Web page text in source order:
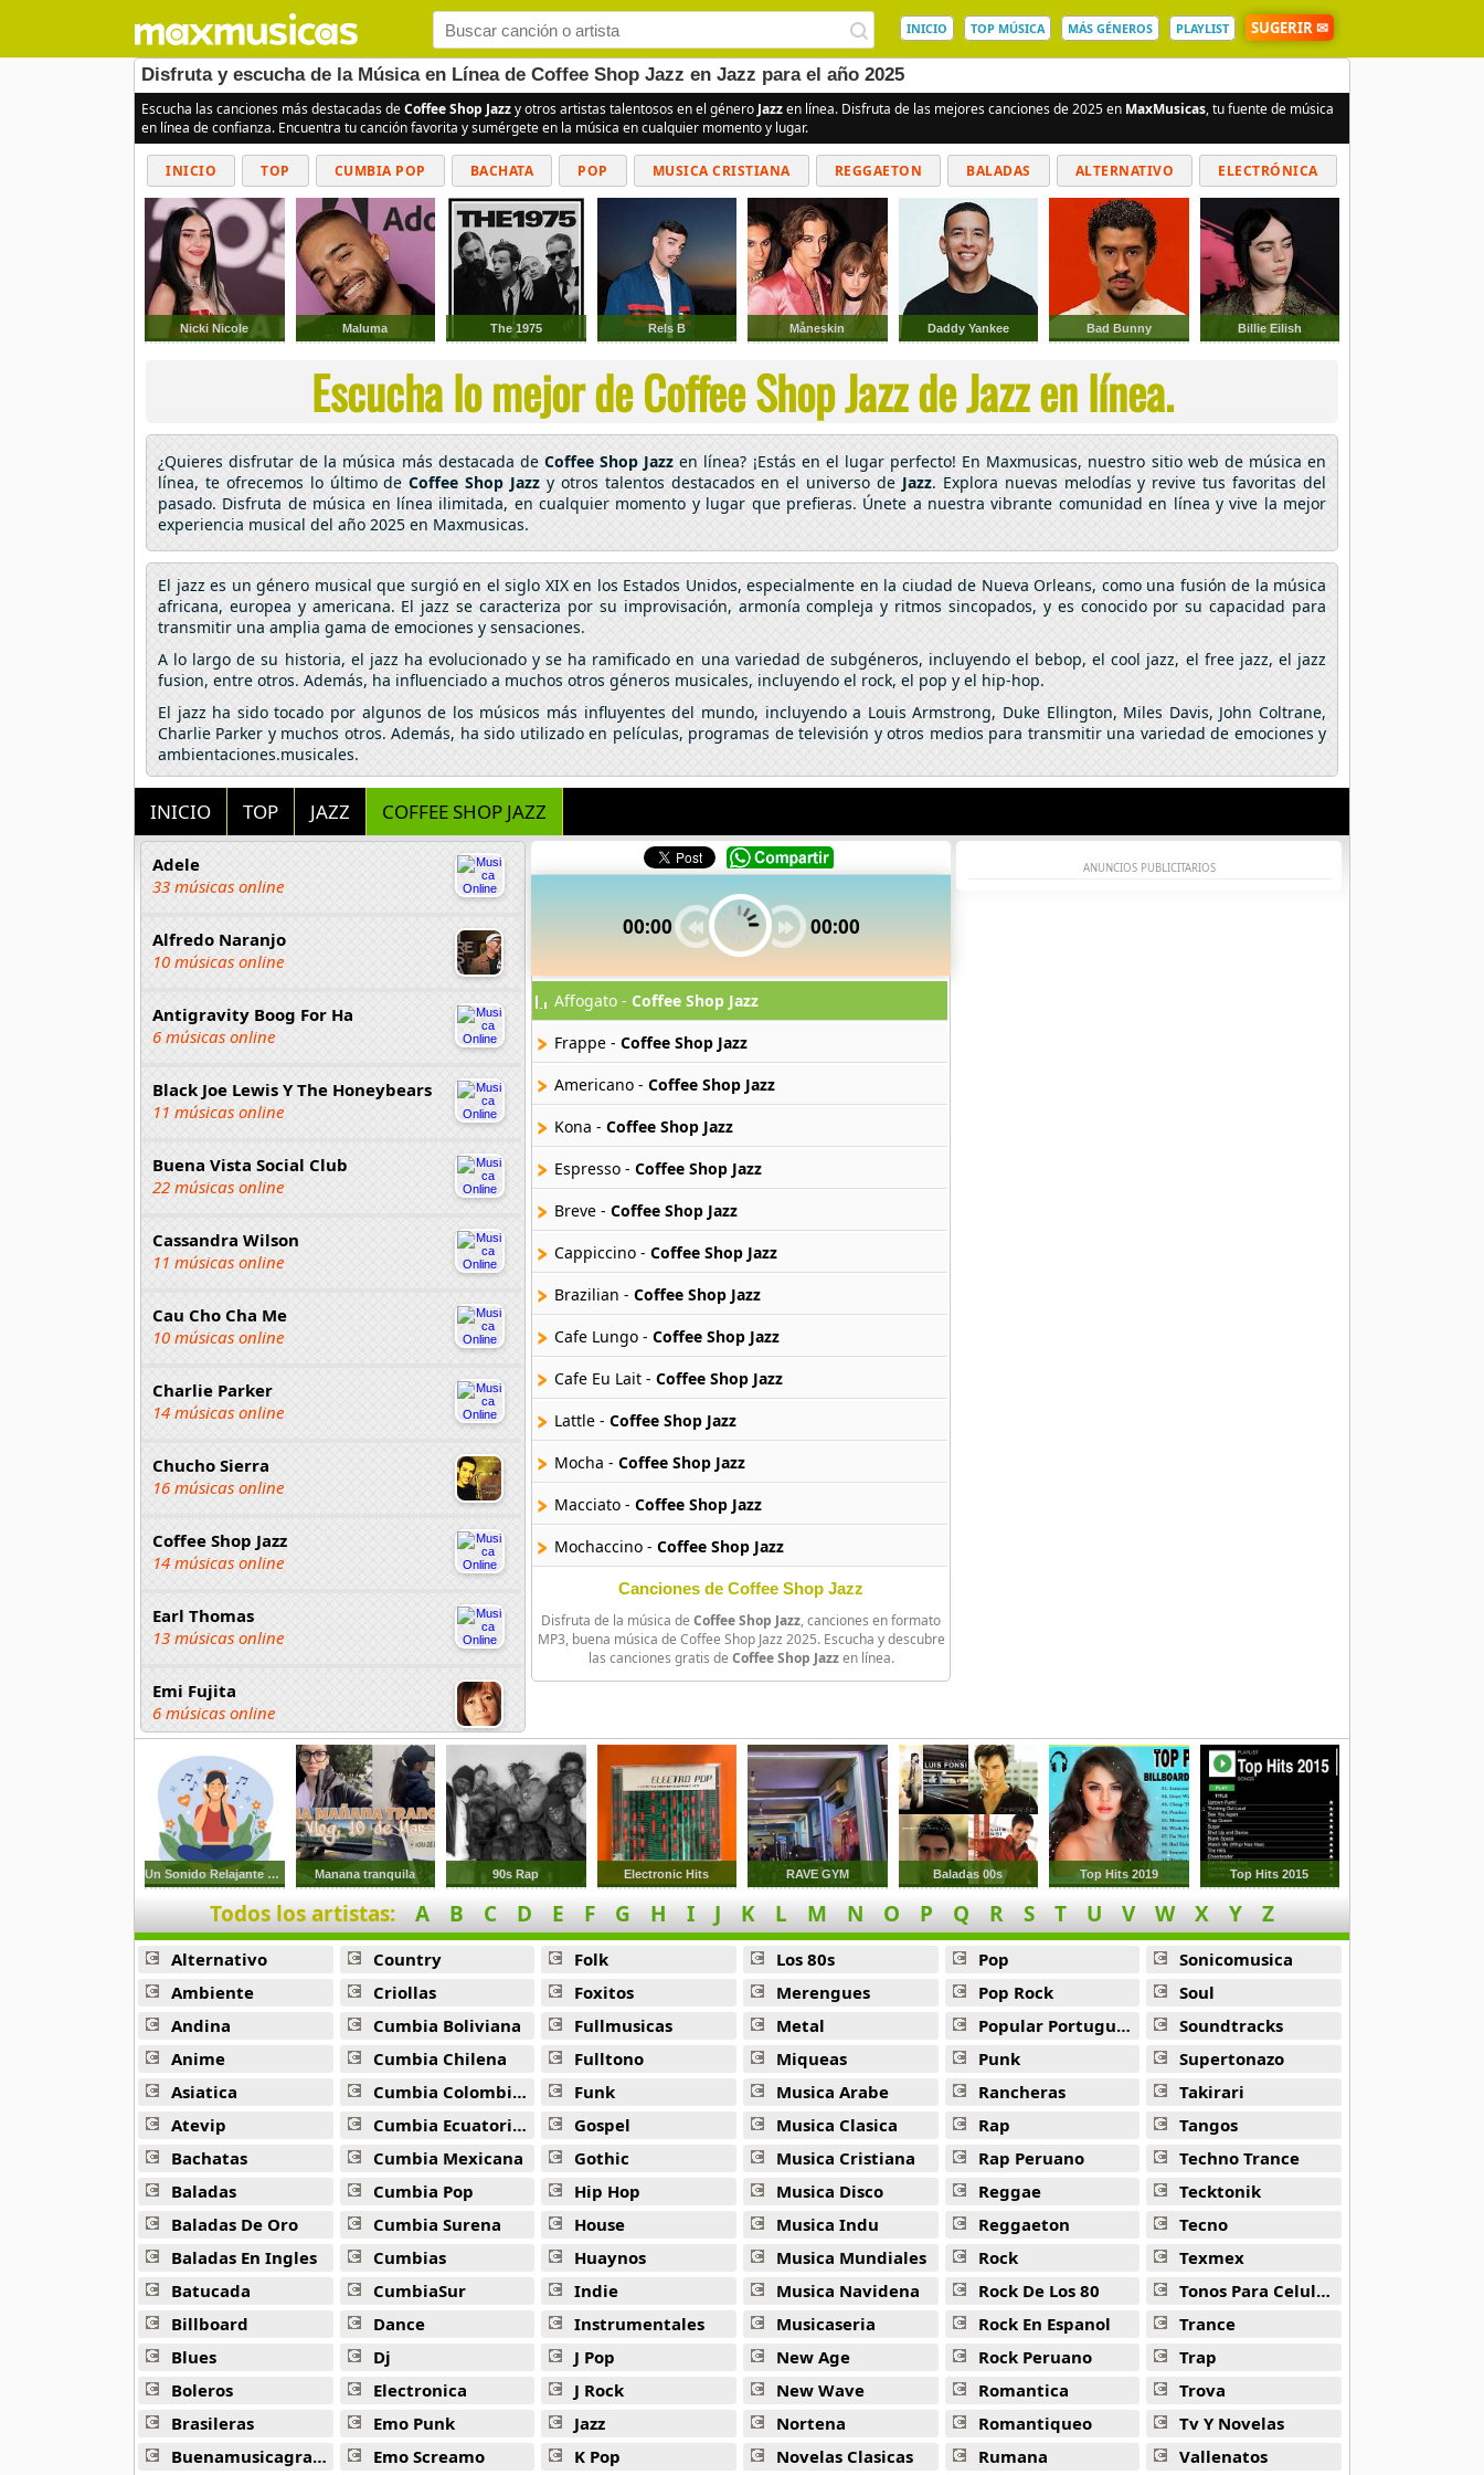
INICIO TOP MÚSICA MÁS GÉNEROS PLAYLIST SUGERIR ✉
Disfruta y escucha de la Música en Línea de Coffee Shop Jazz en Jazz para el año 2025
Escucha las canciones más destacadas deCoffee Shop Jazzy otros artistas talentosos en el género Jazzen línea. Disfruta de las mejores canciones de 2025 en MaxMusicas, tu fuente de música
en línea de confianza. Encuentra tu canción favorita y sumérgete en la música en cualquier momento y lugar.
INICIO TOP CUMBIA POP BACHATA POP MUSICA CRISTIANA REGGAETON BALADAS ALTERNATIVO ELECTRÓNICA
CUMBIAS
Nicki Nicole Maluma The 1975 Rels B Måneskin Daddy Yankee Bad Bunny Billie Eilish
Escucha lo mejor de Coffee Shop Jazz de Jazz en línea.
¿Quieres disfrutar de la música más destacada de Coffee Shop Jazz en línea? ¡Estás en el lugar perfecto! En Maxmusicas, nuestro sitio web de música en
línea, te ofrecemos lo último deCoffee Shop Jazz y otros talentos destacados en el universo de Jazz. Explora nuevas melodías y revive tus favoritas del
pasado. Disfruta de música en línea ilimitada, en cualquier momento y lugar que prefieras. Únete a nuestra vibrante comunidad en línea y vive la mejor
experiencia musical del año 2025 en Maxmusicas.
El jazz es un género musical que surgió en el siglo XIX en los Estados Unidos, especialmente en la ciudad de Nueva Orleans, como una fusión de la música
africana, europea y americana. El jazz se caracteriza por su improvisación, armonía compleja y ritmos sincopados, y es conocido por su capacidad para
transmitir una amplia gama de emociones y sensaciones.
A lo largo de su historia, el jazz ha evolucionado y se ha ramificado en una variedad de subgéneros, incluyendo el bebop, el cool jazz, el free jazz, el jazz
fusion, entre otros. Además, ha influenciado a muchos otros géneros musicales, incluyendo el rock, el pop y el hip-hop.
El jazz ha sido tocado por algunos de los músicos más influyentes del mundo, incluyendo a Louis Armstrong, Duke Ellington, Miles Davis, John Coltrane,
Charlie Parker y muchos otros. Además, ha sido utilizado en películas, programas de televisión y otros medios para transmitir una variedad de emociones y
ambientaciones.musicales.
INICIO TOP JAZZ COFFEE SHOP JAZZ
Adele
33 músicas online
Alfredo Naranjo
10 músicas online
Antigravity Boog For Ha
6 músicas online
Black Joe Lewis Y The Honeybears
11 músicas online
Buena Vista Social Club
22 músicas online
Cassandra Wilson
11 músicas online
Cau Cho Cha Me
10 músicas online
Charlie Parker
14 músicas online
Chucho Sierra
16 músicas online
Coffee Shop Jazz
14 músicas online
Earl Thomas
13 músicas online
Emi Fujita
6 músicas online
Fenix Jazz Band
15 músicas online
George Benson
10 músicas online
Guy Vadeleux
7 músicas online
Hugh Laurie
15 músicas online
Imany
12 músicas online
Jake Shimabukuro
9 músicas online
Jamala
15 músicas online
Javier Malosetti
12 músicas online
Jazz Tangeros
9 músicas online
10 músicas online
00:00 00:00
Affogato - Coffee Shop Jazz
Frappe - Coffee Shop Jazz
Americano - Coffee Shop Jazz
Kona - Coffee Shop Jazz
Espresso - Coffee Shop Jazz
Breve - Coffee Shop Jazz
Cappiccino - Coffee Shop Jazz
Brazilian - Coffee Shop Jazz
Cafe Lungo - Coffee Shop Jazz
Cafe Eu Lait - Coffee Shop Jazz
Lattle - Coffee Shop Jazz
Mocha - Coffee Shop Jazz
Macciato - Coffee Shop Jazz
Mochaccino - Coffee Shop Jazz
Canciones de Coffee Shop Jazz
Disfruta de la música de Coffee Shop Jazz, canciones en formato
MP3, buena música de Coffee Shop Jazz 2025. Escucha y descubre
las canciones gratis de Coffee Shop Jazzen línea.
ANUNCIOS PUBLICITARIOS
Un Sonido Relajante Y Rapido Manana tranquila 90s Rap Electronic Hits RAVE GYM Baladas 00s Top Hits 2019 Top Hits 2015
Todos los artistas: A B C D E F G H I J K L M N O P Q R S T U V W X Y Z
Alternativo
Ambiente
Andina
Anime
Asiatica
Atevip
Bachatas
Baladas
Baladas De Oro
Baladas En Ingles
Batucada
Billboard
Blues
Boleros
Brasileras
Buenamusicagratis
Country
Criollas
Cumbia Boliviana
Cumbia Chilena
Cumbia Colombiana
Cumbia Ecuatoriana
Cumbia Mexicana
Cumbia Pop
Cumbia Surena
Cumbias
CumbiaSur
Dance
Dj
Electronica
Emo Punk
Emo Screamo
Folk
Foxitos
Fullmusicas
Fulltono
Funk
Gospel
Gothic
Hip Hop
House
Huaynos
Indie
Instrumentales
J Pop
J Rock
Jazz
K Pop
Los 80s
Merengues
Metal
Miqueas
Musica Arabe
Musica Clasica
Musica Cristiana
Musica Disco
Musica Indu
Musica Mundiales
Musica Navidena
Musicaseria
New Age
New Wave
Nortena
Novelas Clasicas
Pop
Pop Rock
Popular Portuguesa
Punk
Rancheras
Rap
Rap Peruano
Reggae
Reggaeton
Rock
Rock De Los 80
Rock En Espanol
Rock Peruano
Romantica
Romantiqueo
Rumana
Sonicomusica
Soul
Soundtracks
Supertonazo
Takirari
Tangos
Techno Trance
Tecktonik
Tecno
Texmex
Tonos Para Celulares
Trance
Trap
Trova
Tv Y Novelas
Vallenatos